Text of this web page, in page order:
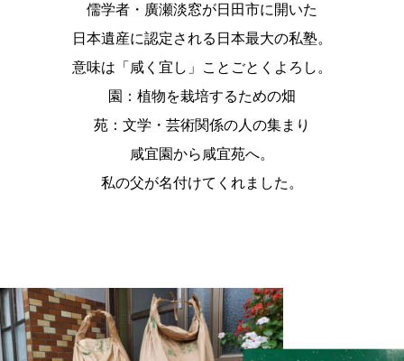
儒学者・廣瀬淡窓が日田市に開いた
日本遺産に認定される日本最大の私塾。
意味は「咸く宜し」ことごとくよろし。
園：植物を栽培するための畑
苑：文学・芸術関係の人の集まり
咸宜園から咸宜苑へ。
私の父が名付けてくれました。